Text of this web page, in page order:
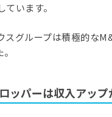
います。
スグループは積極的な
ッパーは収入アップ